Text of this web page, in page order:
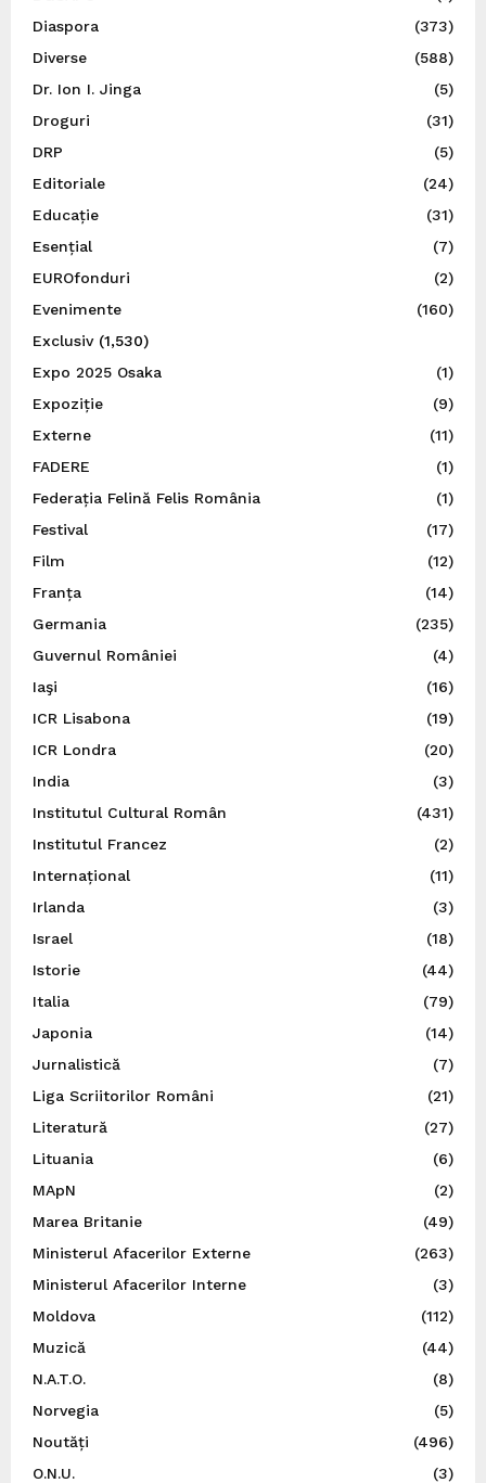
Diaspora
(373)
Diverse
(588)
Dr. Ion I. Jinga
(5)
Droguri
(31)
DRP
(5)
Editoriale
(24)
Educație
(31)
Esențial
(7)
EUROfonduri
(2)
Evenimente
(160)
Exclusiv(1,530)
Expo 2025 Osaka
(1)
Expoziție
(9)
Externe
(11)
FADERE
(1)
Federația Felină Felis România
(1)
Festival
(17)
Film
(12)
Franța
(14)
Germania
(235)
Guvernul României
(4)
Iaşi
(16)
ICR Lisabona
(19)
ICR Londra
(20)
India
(3)
Institutul Cultural Român
(431)
Institutul Francez
(2)
Internațional
(11)
Irlanda
(3)
Israel
(18)
Istorie
(44)
Italia
(79)
Japonia
(14)
Jurnalistică
(7)
Liga Scriitorilor Români
(21)
Literatură
(27)
Lituania
(6)
MApN
(2)
Marea Britanie
(49)
Ministerul Afacerilor Externe
(263)
Ministerul Afacerilor Interne
(3)
Moldova
(112)
Muzică
(44)
N.A.T.O.
(8)
Norvegia
(5)
Noutăți
(496)
O.N.U.
(3)